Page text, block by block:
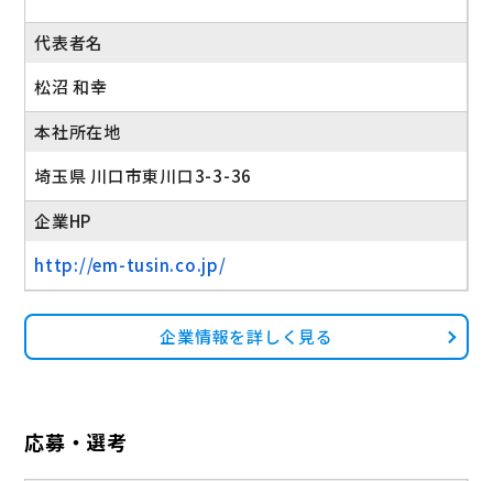
代表者名
松沼 和幸
本社所在地
埼玉県 川口市東川口3-3-36
企業HP
http://em-tusin.co.jp/
企業情報を詳しく見る
応募・選考